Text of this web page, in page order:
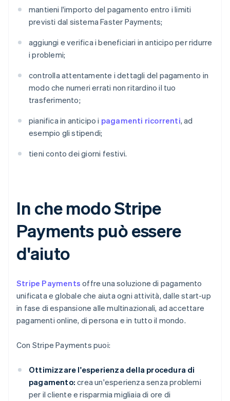
mantieni l'importo del pagamento entro i limiti
previsti dal sistema Faster Payments;
aggiungi e verifica i beneficiari in anticipo per ridurre
i problemi;
controlla attentamente i dettagli del pagamento in
modo che numeri errati non ritardino il tuo
trasferimento;
pianifica in anticipo i pagamenti ricorrenti, ad
esempio gli stipendi;
tieni conto dei giorni festivi.
In che modo Stripe
Payments può essere
d'aiuto
Stripe Payments offre una soluzione di pagamento
unificata e globale che aiuta ogni attività, dalle start-up
in fase di espansione alle multinazionali, ad accettare
pagamenti online, di persona e in tutto il mondo.
Con Stripe Payments puoi:
Ottimizzare l'esperienza della procedura di
pagamento: crea un'esperienza senza problemi
per il cliente e risparmia migliaia di ore di